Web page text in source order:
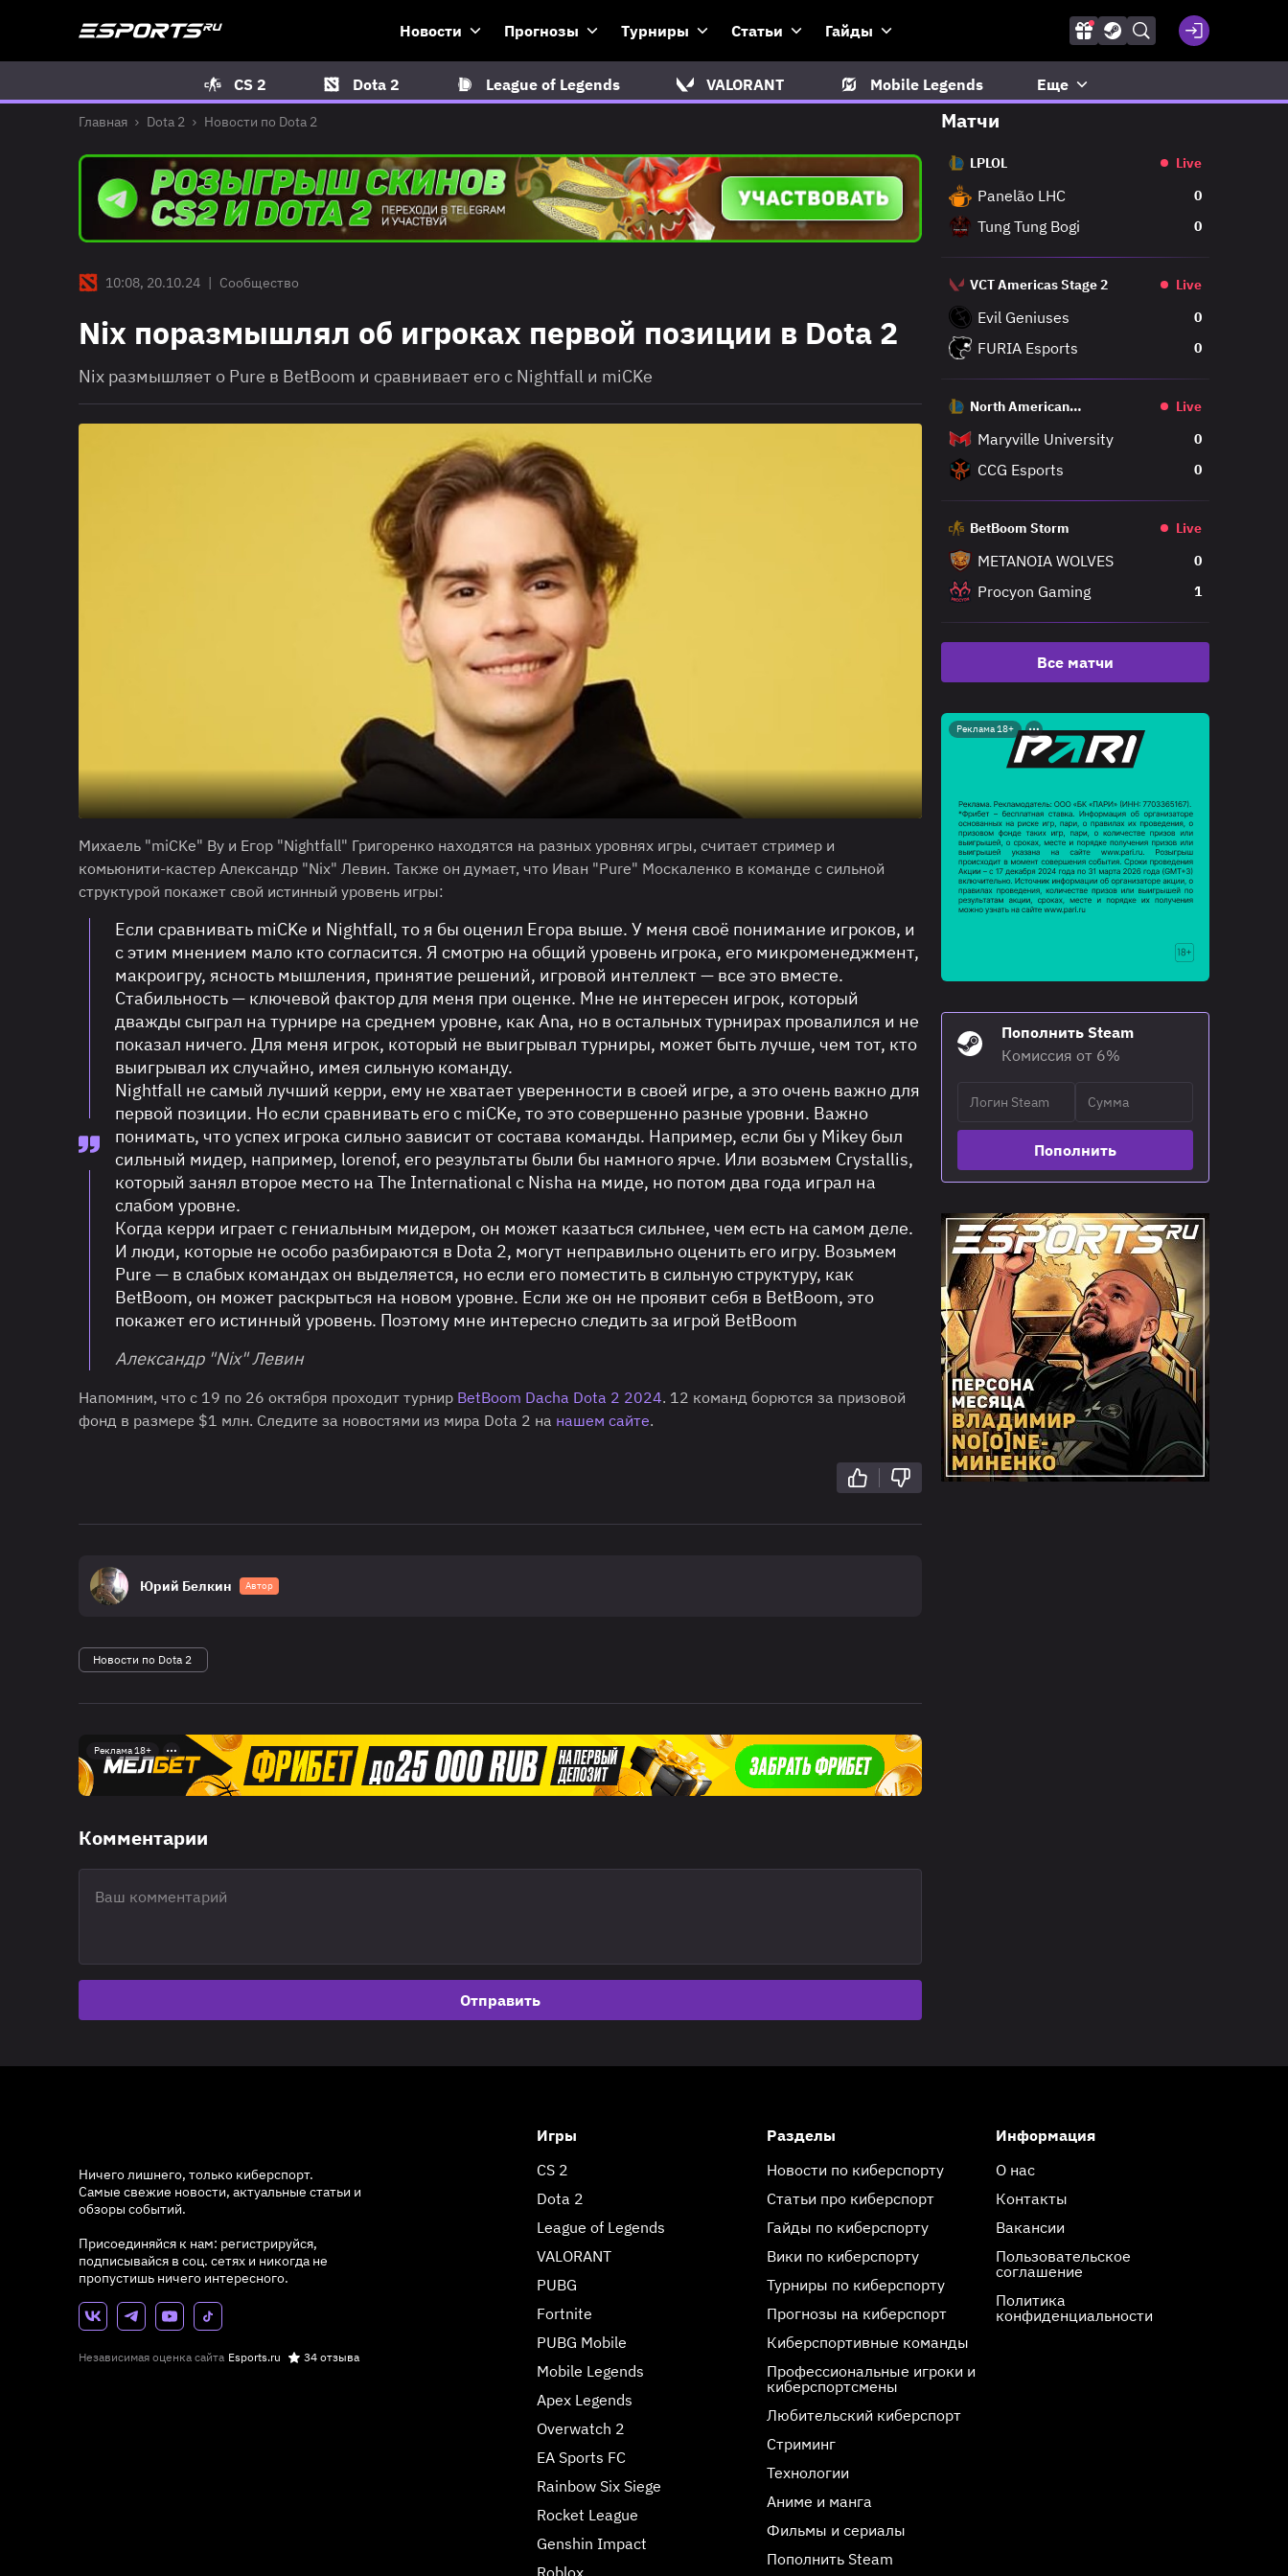
Новости Прогнозы Турниры Статьи Гайды
CS 2 Dota 2 League of Legends VALORANT Mobile Legends Еще
Главная Dota 2 Новости по Dota 2
10:08, 20.10.24 | Сообщество
Nix поразмышлял об игроках первой позиции в Dota 2
Nix размышляет о Pure в BetBoom и сравнивает его с Nightfall и miCKe
Михаель "miCKe" Ву и Егор "Nightfall" Григоренко находятся на разных уровнях игры, считает стример и
комьюнити-кастер Александр "Nix" Левин. Также он думает, что Иван "Pure" Москаленко в команде с сильной
структурой покажет свой истинный уровень игры:
Если сравнивать miCKe и Nightfall, то я бы оценил Егора выше. У меня своё понимание игроков, и
с этим мнением мало кто согласится. Я смотрю на общий уровень игрока, его микроменеджмент,
макроигру, ясность мышления, принятие решений, игровой интеллект — все это вместе.
Стабильность — ключевой фактор для меня при оценке. Мне не интересен игрок, который
дважды сыграл на турнире на среднем уровне, как Ana, но в остальных турнирах провалился и не
показал ничего. Для меня игрок, который не выигрывал турниры, может быть лучше, чем тот, кто
выигрывал их случайно, имея сильную команду.
Nightfall не самый лучший керри, ему не хватает уверенности в своей игре, а это очень важно для
первой позиции. Но если сравнивать его с miCKe, то это совершенно разные уровни. Важно
понимать, что успех игрока сильно зависит от состава команды. Например, если бы у Mikey был
сильный мидер, например, lorenof, его результаты были бы намного ярче. Или возьмем Crystallis,
который занял второе место на The International с Nisha на миде, но потом два года играл на
слабом уровне.
Когда керри играет с гениальным мидером, он может казаться сильнее, чем есть на самом деле.
И люди, которые не особо разбираются в Dota 2, могут неправильно оценить его игру. Возьмем
Pure — в слабых командах он выделяется, но если его поместить в сильную структуру, как
BetBoom, он может раскрыться на новом уровне. Если же он не проявит себя в BetBoom, это
покажет его истинный уровень. Поэтому мне интересно следить за игрой BetBoom
Александр "Nix" Левин
Напомним, что с 19 по 26 октября проходит турнир BetBoom Dacha Dota 2 2024. 12 команд борются за призовой
фонд в размере $1 млн. Следите за новостями из мира Dota 2 на нашем сайте.
Юрий Белкин Автор
Новости по Dota 2
Реклама 18+
Комментарии
Отправить
Матчи
LPLOL Live
Panelão LHC 0
Tung Tung Bogi 0
VCT Americas Stage 2 Live
Evil Geniuses 0
FURIA Esports 0
North American
Live
Maryville University 0
CCG Esports 0
BetBoom Storm Live
METANOIA WOLVES 0
Procyon Gaming 1
Все матчи
Реклама 18+
Пополнить Steam
Комиссия от 6%
Пополнить
Ничего лишнего, только киберспорт.
Самые свежие новости, актуальные статьи и
обзоры событий.
Присоединяйся к нам: регистрируйся,
подписывайся в соц. сетях и никогда не
пропустишь ничего интересного.
Независимая оценка сайта Esports.ru 34 отзыва
Игры
CS 2
Dota 2
League of Legends
VALORANT
PUBG
Fortnite
PUBG Mobile
Mobile Legends
Apex Legends
Overwatch 2
EA Sports FC
Rainbow Six Siege
Rocket League
Genshin Impact
Roblox
Разделы
Новости по киберспорту
Статьи про киберспорт
Гайды по киберспорту
Вики по киберспорту
Турниры по киберспорту
Прогнозы на киберспорт
Киберспортивные команды
Профессиональные игроки и
киберспортсмены
Любительский киберспорт
Стриминг
Технологии
Аниме и манга
Фильмы и сериалы
Пополнить Steam
Информация
О нас
Контакты
Вакансии
Пользовательское
соглашение
Политика
конфиденциальности